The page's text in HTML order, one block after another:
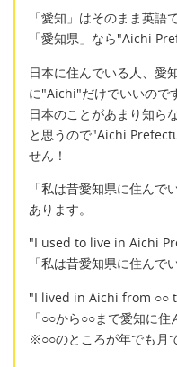
「愛知」はそのまま英語
「愛知県」なら"Aichi
日本に住んでいる人、愛
に"Aichi"だけでいいので
日本のことがあまり知ら
と思うので"Aichi
せん！
「私は昔愛知県に住ん
あります。
"I used to live in Aichi
「私は昔愛知県に住んで
"I lived in Aichi from ○○
「○○から○○まで愛知に住
※○○のところが年でも月